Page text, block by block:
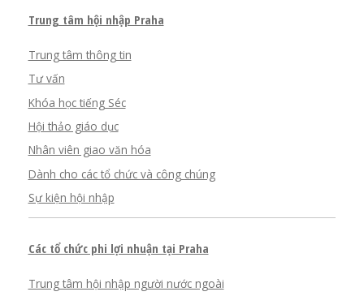
Trung tâm hội nhập Praha
Trung tâm thông tin
Tư vấn
Khóa học tiếng Séc
Hội thảo giáo dục
Nhân viên giao văn hóa
Dành cho các tổ chức và công chúng
Sự kiện hội nhập
Các tổ chức phi lợi nhuận tại Praha
Trung tâm hội nhập người nước ngoài